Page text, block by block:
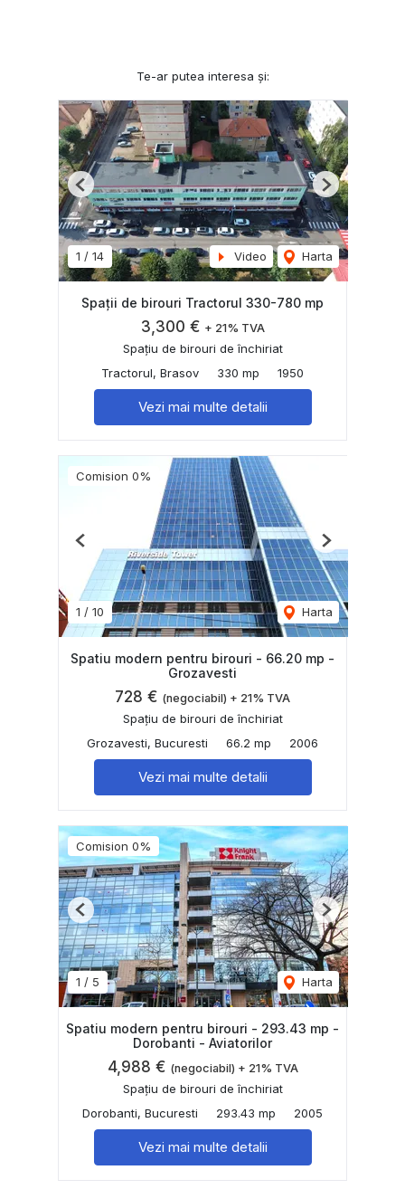
Te-ar putea interesa și:
1 / 14 Video Harta
Previous Next
Spații de birouri Tractorul 330-780 mp
3,300 € + 21% TVA
Spațiu de birouri de închiriat
Tractorul, Brasov
330 mp 1950
Vezi mai multe detalii
Comision 0%
1 / 10 Harta
Previous Next
Spatiu modern pentru birouri - 66.20 mp -
Grozavesti
728 € (negociabil) + 21% TVA
Spațiu de birouri de închiriat
Grozavesti, Bucuresti
66.2 mp 2006
Vezi mai multe detalii
Comision 0%
1 / 5 Harta
Previous Next
Spatiu modern pentru birouri - 293.43 mp -
Dorobanti - Aviatorilor
4,988 € (negociabil) + 21% TVA
Spațiu de birouri de închiriat
Dorobanti, Bucuresti
293.43 mp 2005
Vezi mai multe detalii